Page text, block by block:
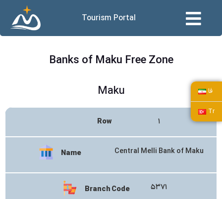
Tourism Portal
فا
Tr
Banks of Maku Free Zone
Maku
Row ۱
Name Central Melli Bank of Maku
Branch Code ۵۳۷۱